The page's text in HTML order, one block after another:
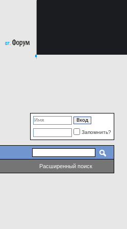
Запомнить?
Расширенный поиск